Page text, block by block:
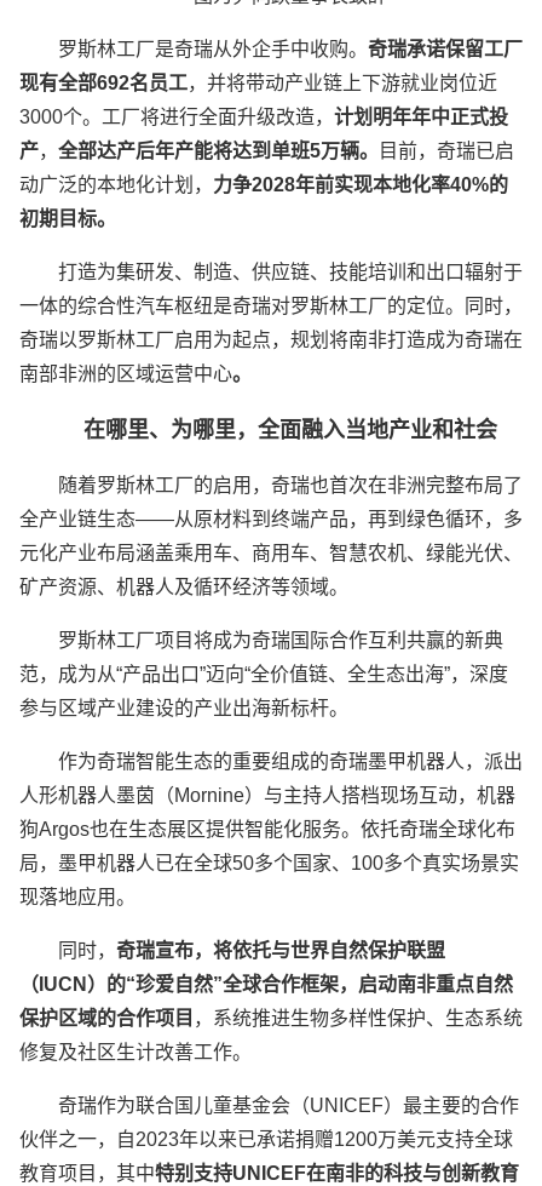
罗斯林工厂是奇瑞从外企手中收购。 奇瑞承诺保留工厂
现有全部692名员工，并将带动产业链上下游就业岗位近
3000个。工厂将进行全面升级改造， 计划明年年中正式投
产， 全部达产后年产能将达到单班5万辆。
目前，奇瑞已启
动广泛的本地化计划， 力争2028年前实现本地化率40%的
初期目标。
打造为集研发、制造、供应链、技能培训和出口辐射于
一体的综合性汽车枢纽是奇瑞对罗斯林工厂的定位。同时，
奇瑞以罗斯林工厂启用为起点，规划将南非打造成为奇瑞在
南部非洲的区域运营中心。
在哪里、为哪里，全面融入当地产业和社会
随着罗斯林工厂的启用，奇瑞也首次在非洲完整布局了
全产业链生态——从原材料到终端产品，再到绿色循环，多
元化产业布局涵盖乘用车、商用车、智慧农机、绿能光伏、
矿产资源、机器人及循环经济等领域。
罗斯林工厂项目将成为奇瑞国际合作互利共赢的新典
范，成为从“产品出口”迈向“全价值链、全生态出海”，深度
参与区域产业建设的产业出海新标杆。
作为奇瑞智能生态的重要组成的奇瑞墨甲机器人，派出
人形机器人墨茵（Mornine）与主持人搭档现场互动，机器
狗Argos也在生态展区提供智能化服务。依托奇瑞全球化布
局，墨甲机器人已在全球50多个国家、100多个真实场景实
现落地应用。
同时， 奇瑞宣布，将依托与世界自然保护联盟
（IUCN）的“珍爱自然”全球合作框架，启动南非重点自然
保护区域的合作项目 ，系统推进生物多样性保护、生态系统
修复及社区生计改善工作。
奇瑞作为联合国儿童基金会（UNICEF）最主要的合作
伙伴之一，自2023年以来已承诺捐赠1200万美元支持全球
教育项目，其中特别支持UNICEF在南非的科技与创新教育